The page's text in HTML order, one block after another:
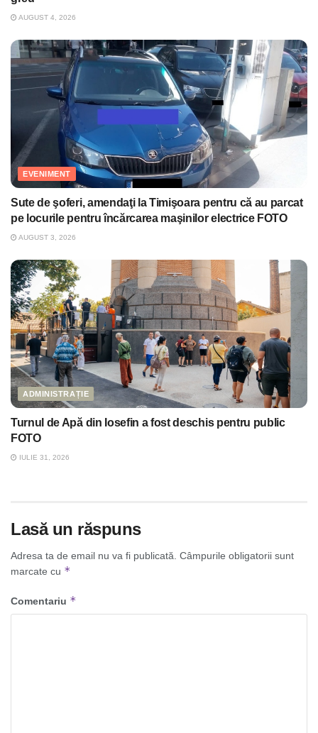
AUGUST 4, 2026
EVENIMENT
Sute de şoferi, amendaţi la Timişoara pentru că au parcat
pe locurile pentru încărcarea maşinilor electrice FOTO
AUGUST 3, 2026
ADMINISTRAȚIE
Turnul de Apă din Iosefin a fost deschis pentru public
FOTO
IULIE 31, 2026
Lasă un răspuns
Adresa ta de email nu va fi publicată. Câmpurile obligatorii sunt
marcate cu *
Comentariu *